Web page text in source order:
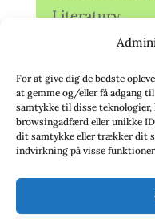
For at give dig de bedste
at gemme og/eller få adgang
samtykke til disse teknologier,
browsingadfærd eller unikke
dit samtykke eller trækker dit
indvirkning på visse funktioner
Literatury
Association
Sverige:
Sverige: